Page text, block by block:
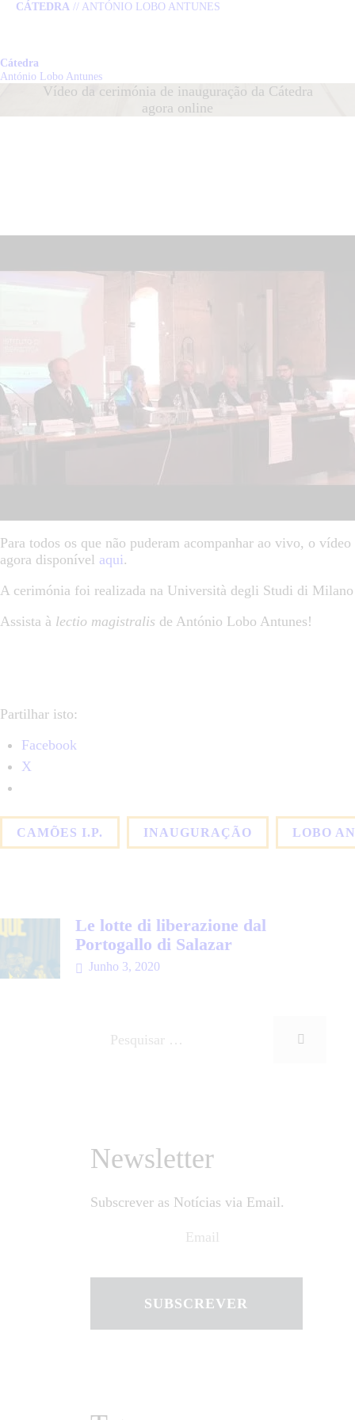
CÁTEDRA // ANTÓNIO LOBO ANTUNES
Cátedra
António Lobo Antunes
Vídeo da cerimónia de inauguração da Cátedra
agora online
António Lobo Antunes
CÁTEDRA
LOBO ANTUNES
CONTACTO
Para todos os que não puderam acompanhar ao vivo, o
agora disponível aqui.
A cerimónia foi realizada na Università degli Studi di
Assista à lectio magistralis de António Lobo Antunes!
Partilhar isto:
Facebook
X
CAMÕES I.P. INAUGURAÇÃO LOBO
Le lotte di liberazione dal
Portogallo di Salazar
Junho 3, 2020
Newsletter
Subscrever as Notícias via Email.
SUBSCREVER